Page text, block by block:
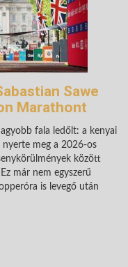
Sawe
Marathont
fala ledőlt: a kenyai
nyerte meg a 2026-os
között
már nem egyszerű
is levegő után